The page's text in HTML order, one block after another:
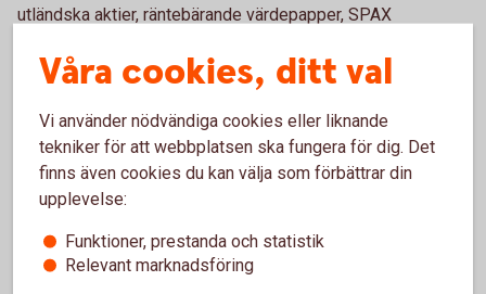
utländska aktier, räntebärande värdepapper, SPAX
som helst, kostnads- och skattefritt, byta placeringar under
spartiden. Och utan att behöva deklarera affärerna.
Banken lämnar uppgift om vilka förvaltningsåtgärder som
gjorts i försäkringsdepån efter genomförd transaktion och
lämnar kvartalsvis redovisning av värdeutvecklingen i
depån. En gång per år får du dessutom ett värdebesked där
Swedbank Försäkring bland annat redovisar
försäkringskapitalets värdeutveckling, eventuella
Våra cookies, ditt val
Vi använder nödvändiga cookies eller liknande
tekniker för att webbplatsen ska fungera för dig. Det
finns även cookies du kan välja som förbättrar din
upplevelse:
Funktioner, prestanda och statistik
Relevant marknadsföring